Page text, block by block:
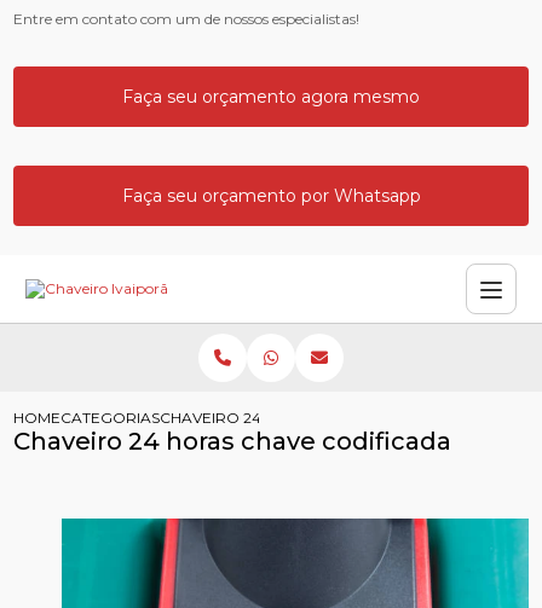
Entre em contato com um de nossos especialistas!
Faça seu orçamento agora mesmo
Faça seu orçamento por Whatsapp
HOMECATEGORIASCHAVEIRO 24 HORAS CHAVE CODIFICADA
Chaveiro 24 horas chave codificada